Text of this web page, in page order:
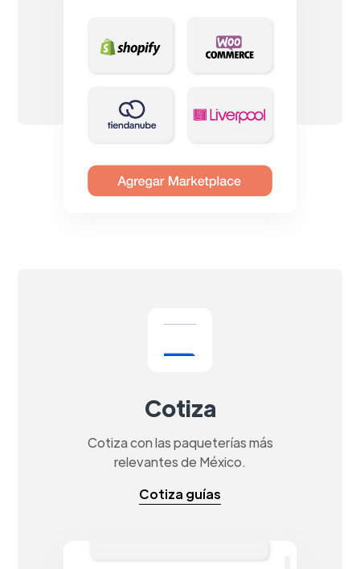
Cotiza
Cotiza con las paqueterías más
relevantes de México.
Cotiza guías